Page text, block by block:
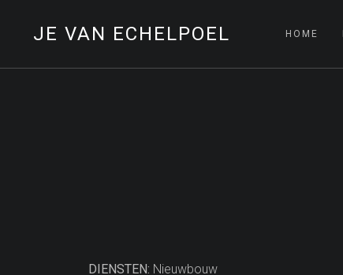
JE VAN ECHELPOEL HOME
DIENSTEN: Nieuwbouw